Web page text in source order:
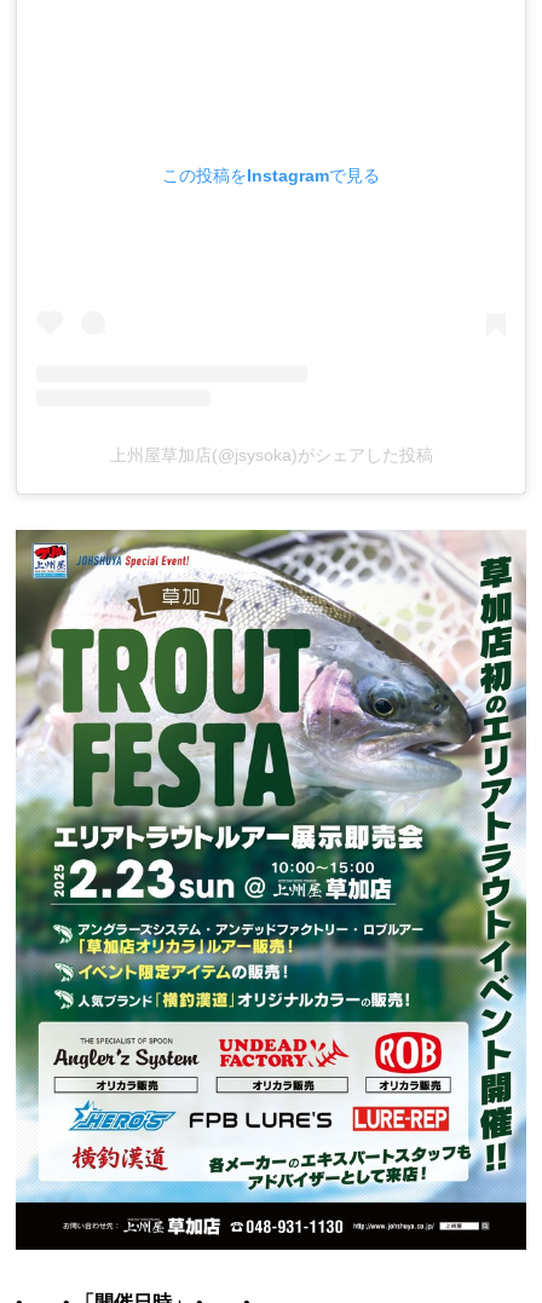
この投稿をInstagramで見る
上州屋草加店(@jsysoka)がシェアした投稿